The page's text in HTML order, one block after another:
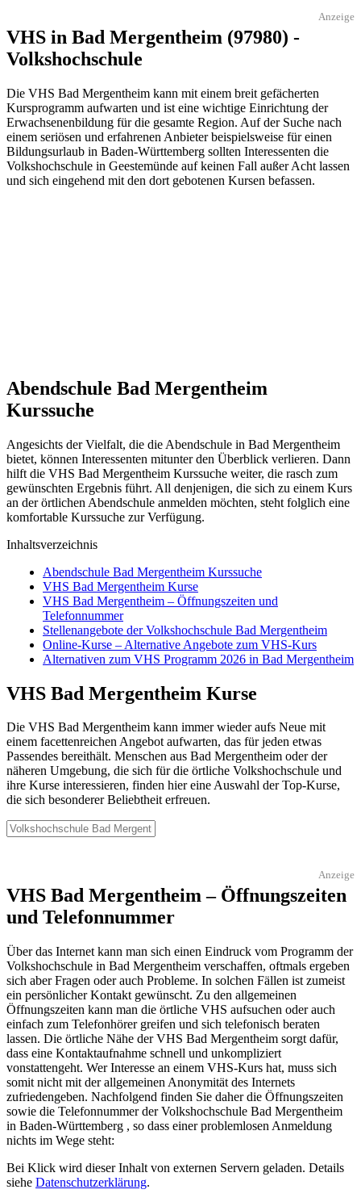
Anzeige
VHS in Bad Mergentheim (97980) -
Volkshochschule
Die VHS Bad Mergentheim kann mit einem breit gefächerten
Kursprogramm aufwarten und ist eine wichtige Einrichtung der
Erwachsenenbildung für die gesamte Region. Auf der Suche nach
einem seriösen und erfahrenen Anbieter beispielsweise für einen
Bildungsurlaub in Baden-Württemberg sollten Interessenten die
Volkshochschule in Geestemünde auf keinen Fall außer Acht lassen
und sich eingehend mit den dort gebotenen Kursen befassen.
Abendschule Bad Mergentheim
Kurssuche
Angesichts der Vielfalt, die die Abendschule in Bad Mergentheim
bietet, können Interessenten mitunter den Überblick verlieren. Dann
hilft die VHS Bad Mergentheim Kurssuche weiter, die rasch zum
gewünschten Ergebnis führt. All denjenigen, die sich zu einem Kurs
an der örtlichen Abendschule anmelden möchten, steht folglich eine
komfortable Kurssuche zur Verfügung.
Inhaltsverzeichnis
Abendschule Bad Mergentheim Kurssuche
VHS Bad Mergentheim Kurse
VHS Bad Mergentheim – Öffnungszeiten und
Telefonnummer
Stellenangebote der Volkshochschule Bad Mergentheim
Online-Kurse – Alternative Angebote zum VHS-Kurs
Alternativen zum VHS Programm 2026 in Bad Mergentheim
VHS Bad Mergentheim Kurse
Die VHS Bad Mergentheim kann immer wieder aufs Neue mit
einem facettenreichen Angebot aufwarten, das für jeden etwas
Passendes bereithält. Menschen aus Bad Mergentheim oder der
näheren Umgebung, die sich für die örtliche Volkshochschule und
ihre Kurse interessieren, finden hier eine Auswahl der Top-Kurse,
die sich besonderer Beliebtheit erfreuen.
Anzeige
VHS Bad Mergentheim – Öffnungszeiten
und Telefonnummer
Über das Internet kann man sich einen Eindruck vom Programm der
Volkshochschule in Bad Mergentheim verschaffen, oftmals ergeben
sich aber Fragen oder auch Probleme. In solchen Fällen ist zumeist
ein persönlicher Kontakt gewünscht. Zu den allgemeinen
Öffnungszeiten kann man die örtliche VHS aufsuchen oder auch
einfach zum Telefonhörer greifen und sich telefonisch beraten
lassen. Die örtliche Nähe der VHS Bad Mergentheim sorgt dafür,
dass eine Kontaktaufnahme schnell und unkompliziert
vonstattengeht. Wer Interesse an einem VHS-Kurs hat, muss sich
somit nicht mit der allgemeinen Anonymität des Internets
zufriedengeben. Nachfolgend finden Sie daher die Öffnungszeiten
sowie die Telefonnummer der Volkshochschule Bad Mergentheim
in Baden-Württemberg , so dass einer problemlosen Anmeldung
nichts im Wege steht:
Bei Klick wird dieser Inhalt von externen Servern geladen. Details
siehe Datenschutzerklärung.